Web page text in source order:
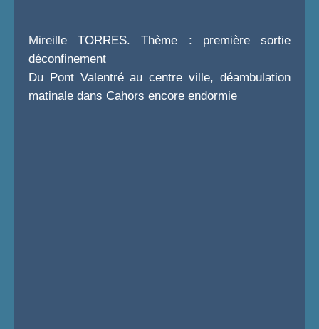
Mireille TORRES. Thème : première sortie
déconfinement
Du Pont Valentré au centre ville, déambulation
matinale dans Cahors encore endormie